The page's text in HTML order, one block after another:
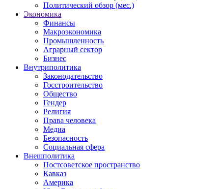
Политический обзор (мес.)
Экономика
Финансы
Макроэкономика
Промышленность
Аграрный сектор
Бизнес
Внутриполитика
Законодательство
Госстроительство
Общество
Гендер
Религия
Права человека
Медиа
Безопасность
Социальная сфера
Внешполитика
Постсоветское пространство
Кавказ
Америка